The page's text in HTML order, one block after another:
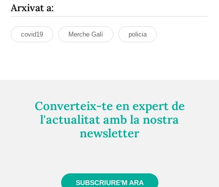
Arxivat a:
covid19 Merche Galí policia
Converteix-te en expert de
l'actualitat amb la nostra
newsletter
SUBSCRIURE'M ARA